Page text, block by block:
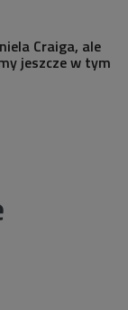
Craiga, ale
jeszcze w tym